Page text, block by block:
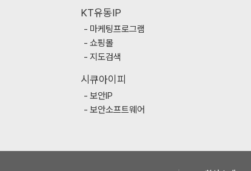
KT유동IP
마케팅프로그램
쇼핑몰
지도검색
시큐아이피
보안IP
보안소프트웨어